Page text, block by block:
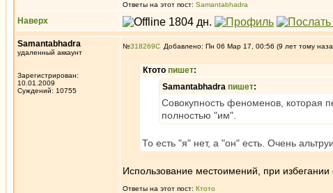
Ответы на этот пост: Samantabhadra
Наверх
Samantabhadra
удаленный аккаунт
Зарегистрирован:
10.01.2009
Суждений: 10755
№318269 Добавлено: Пн 06 Мар 17, 00:56 (9 лет тому
Ктото пишет:
Samantabhadra пишет:
Совокупность феноменов, которая
полностью "им".
То есть "я" нет, а "он" есть. Очень
Использование местоимений, при избегании
Ответы на этот пост: Ктото